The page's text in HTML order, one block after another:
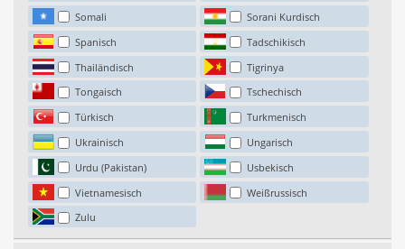
Somali
Sorani Kurdisch
Spanisch
Tadschikisch
Thailändisch
Tigrinya
Tongaisch
Tschechisch
Türkisch
Turkmenisch
Ukrainisch
Ungarisch
Urdu (Pakistan)
Usbekisch
Vietnamesisch
Weißrussisch
Zulu